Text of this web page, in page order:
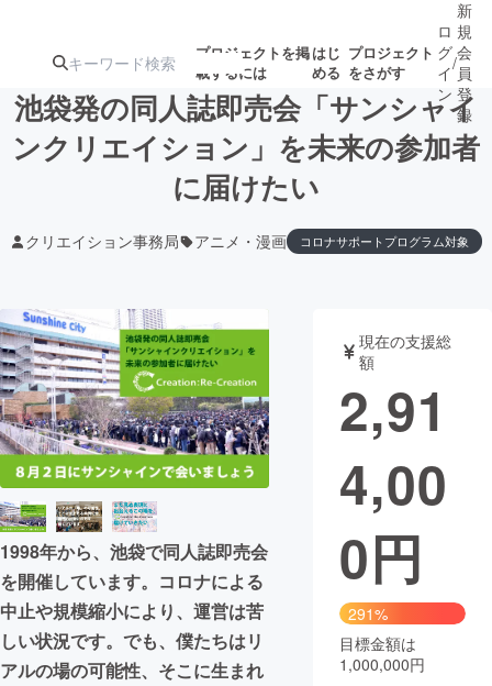
プロジェクトを掲
載するには
はじ
める
プロジェクト
をさがす
注目の新着プロ募集終了が近いプ
テクノロジー・ガジェット ゲーム・サ
映像・映画 書籍・雑誌
ビジネス・起業 チャレンジ
まちづくり・地域活性化
CAMPFIRE for Social Good
CAMPFIRE Creation
CAMPFIREふるさと納税 machi-ya コミュニティ
ロ
グ
イ
ン
/
新
規
会
員
登
録
池袋発の同人誌即売会「サンシャイ
ンクリエイション」を未来の参加者
に届けたい
クリエイション事務局 アニメ・漫画 コロナサポートプログラム対象
1998年から、池袋で同人誌即売会
を開催しています。コロナによる
中止や規模縮小により、運営は苦
しい状況です。でも、僕たちはリ
アルの場の可能性、そこに生まれ
現在の支援総
額
2,91
4,00
0円
291%
目標金額は
1,000,000円